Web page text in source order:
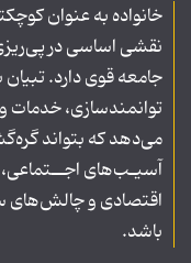
خانواده به عنوان
نقشی اساسی در
جامعه قوی دارد.
توانمندسازی، خدمات و
می‌دهد که بتواند
آسیـب‌های
اقتصادی و چالش‌های
باشد.